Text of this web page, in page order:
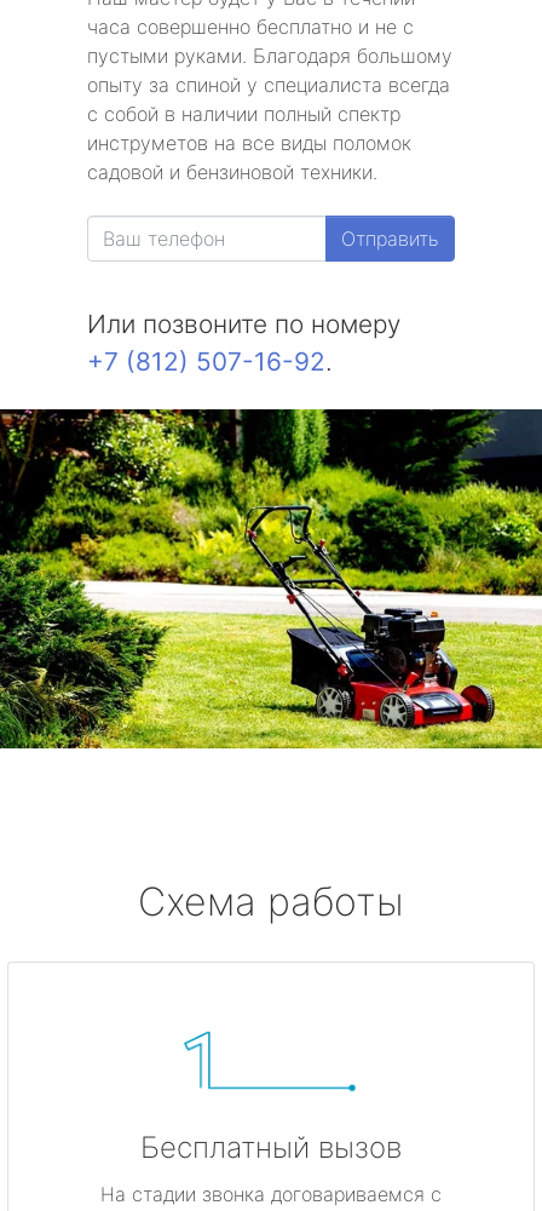
часа совершенно бесплатно и не с
пустыми руками. Благодаря большому
опыту за спиной у специалиста всегда
с собой в наличии полный спектр
инструметов на все виды поломок
садовой и бензиновой техники.
Отправить
Или позвоните по номеру
+7 (812) 507-16-92.
Схема работы
Бесплатный вызов
На стадии звонка договариваемся с